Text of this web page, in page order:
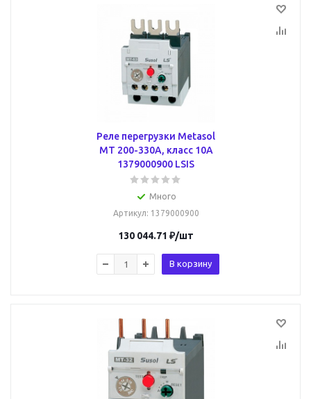
Реле перегрузки Metasol
MT 200-330А, класс 10A
1379000900 LSIS
Много
Артикул: 1379000900
130 044.71 ₽/шт
В корзину